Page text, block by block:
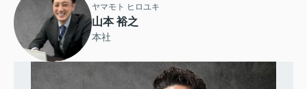
ヤマモト ヒロユキ
山本 裕之
本社